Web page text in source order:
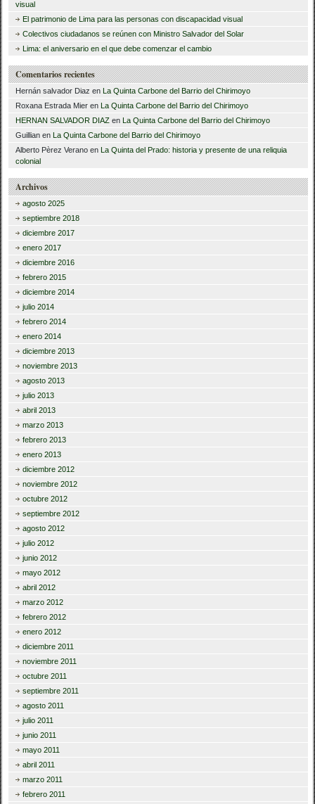
r
:
visual
El patrimonio de Lima para las personas con discapacidad visual
Colectivos ciudadanos se reúnen con Ministro Salvador del Solar
Lima: el aniversario en el que debe comenzar el cambio
Comentarios recientes
Hernán salvador Diaz en La Quinta Carbone del Barrio del Chirimoyo
Roxana Estrada Mier en La Quinta Carbone del Barrio del Chirimoyo
HERNAN SALVADOR DIAZ en La Quinta Carbone del Barrio del Chirimoyo
Guillian en La Quinta Carbone del Barrio del Chirimoyo
Alberto Pèrez Verano en La Quinta del Prado: historia y presente de una reliquia
colonial
Archivos
agosto 2025
septiembre 2018
diciembre 2017
enero 2017
diciembre 2016
febrero 2015
diciembre 2014
julio 2014
febrero 2014
enero 2014
diciembre 2013
noviembre 2013
agosto 2013
julio 2013
abril 2013
marzo 2013
febrero 2013
enero 2013
diciembre 2012
noviembre 2012
octubre 2012
septiembre 2012
agosto 2012
julio 2012
junio 2012
mayo 2012
abril 2012
marzo 2012
febrero 2012
enero 2012
diciembre 2011
noviembre 2011
octubre 2011
septiembre 2011
agosto 2011
julio 2011
junio 2011
mayo 2011
abril 2011
marzo 2011
febrero 2011